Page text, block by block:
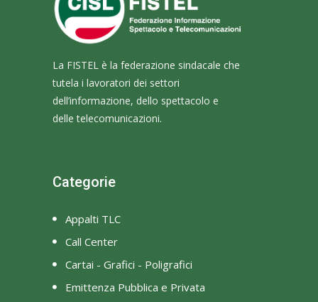
La FISTEL è la federazione sindacale che
tutela i lavoratori dei settori
dell’informazione, dello spettacolo e
delle telecomunicazioni.
Categorie
Appalti TLC
Call Center
Cartai - Grafici - Poligrafici
Emittenza Pubblica e Privata